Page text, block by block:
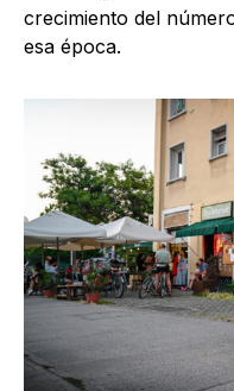
crecimiento del
esa época.